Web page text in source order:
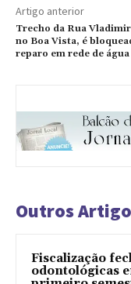
Artigo anterior
Trecho da Rua
no Boa Vista, é
reparo em rede de água
Outros
Fiscalização
odontológicas